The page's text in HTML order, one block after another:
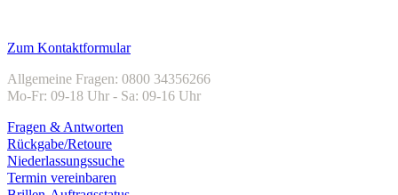
Zum Kontaktformular
Allgemeine Fragen: 0800 34356266
Mo-Fr: 09-18 Uhr - Sa: 09-16 Uhr
Fragen & Antworten
Rückgabe/Retoure
Niederlassungssuche
Termin vereinbaren